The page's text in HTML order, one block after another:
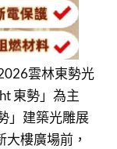
雲林東勢光
東勢」為主
」建築光雕展
樓廣場前，